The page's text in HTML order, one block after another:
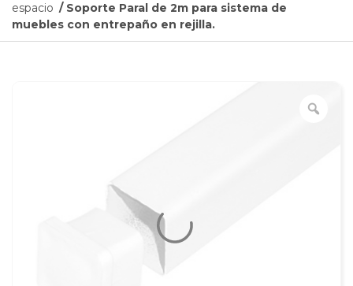
espacio / Soporte Paral de 2m para sistema de
muebles con entrepaño en rejilla.